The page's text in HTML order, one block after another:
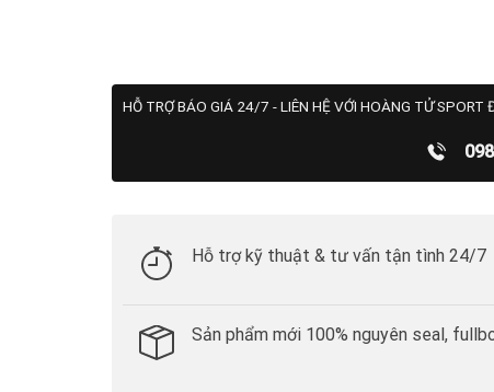
HỖ TRỢ BÁO GIÁ 24/7 - LIÊN HỆ VỚI HOÀNG TỬ
Hỗ trợ kỹ thuật & tư vấn tận tình 24/7
Sản phẩm mới 100% nguyên seal,